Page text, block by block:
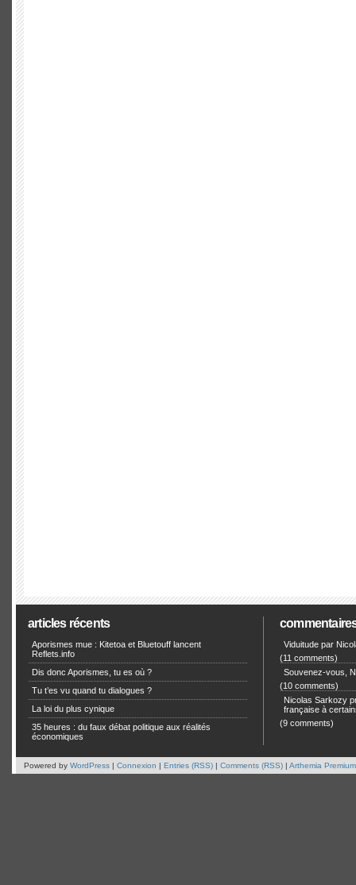
articles récents
Aporismes mue : Kitetoa et Bluetouff lancent
Reflets.info
Dis donc Aporismes, tu es où ?
Tu t’es vu quand tu dialogues ?
La loi du plus cynique
35 heures : du faux débat politique aux réalités
économiques
Viduitude par
(11 comments)
Souvenez-vous,
(10 comments)
Nicolas Sarkozy
française à
(9 comments)
Powered by WordPress | Connexion | Entries (RSS) | Comments (RSS) | Arthemia Premium